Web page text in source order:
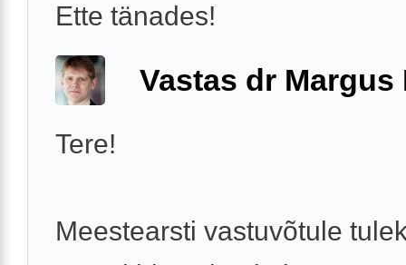
Ette tänades!
Vastas dr Margus
Tere!
Meestearsti vastuvõtule